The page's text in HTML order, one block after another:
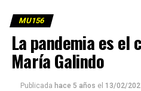
MU156
La pandemia es
María Galindo
Publicada hace 5 años el 13/02/